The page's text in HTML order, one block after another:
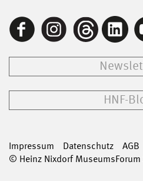
HNF-
Impressum Datenschutz
AGB
© Heinz Nixdorf